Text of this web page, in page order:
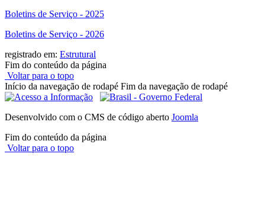
Boletins de Serviço - 2025
Boletins de Serviço - 2026
registrado em: Estrutural
Fim do conteúdo da página
Voltar para o topo
Início da navegação de rodapé Fim da navegação de rodapé
Desenvolvido com o CMS de código aberto Joomla
Fim do conteúdo da página
Voltar para o topo